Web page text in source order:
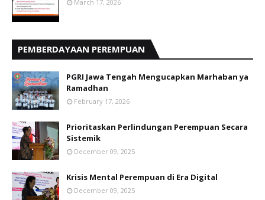
March 17, 2026
PEMBERDAYAAN PEREMPUAN
PGRI Jawa Tengah Mengucapkan Marhaban ya
Ramadhan
February 17, 2026
Prioritaskan Perlindungan Perempuan Secara
Sistemik
December 09, 2025
Krisis Mental Perempuan di Era Digital
December 09, 2025